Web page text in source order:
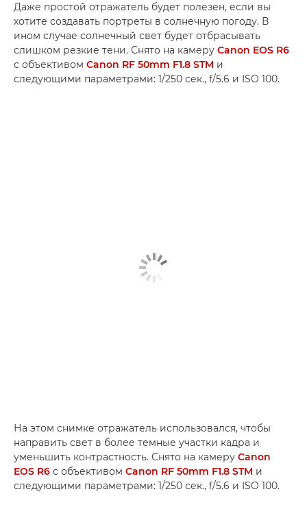
Даже простой отражатель будет полезен, если вы
хотите создавать портреты в солнечную погоду. В
ином случае солнечный свет будет отбрасывать
слишком резкие тени. Снято на камеру Canon EOS R6
с объективом Canon RF 50mm F1.8 STM и
следующими параметрами: 1/250 сек., f/5.6 и ISO 100.
На этом снимке отражатель использовался, чтобы
направить свет в более темные участки кадра и
уменьшить контрастность. Снято на камеру Canon
EOS R6 с объективом Canon RF 50mm F1.8 STM и
следующими параметрами: 1/250 сек., f/5.6 и ISO 100.